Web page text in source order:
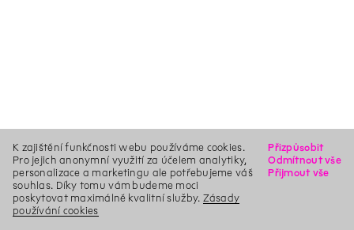
K zajištění funkčnosti webu používáme cookies.
Pro jejich anonymní využití za účelem analytiky,
personalizace a marketingu ale potřebujeme váš
souhlas. Díky tomu vám budeme moci
poskytovat maximálně kvalitní služby. Zásady
používání cookies
Přizpůsobit
Odmítnout vše
Přijmout vše